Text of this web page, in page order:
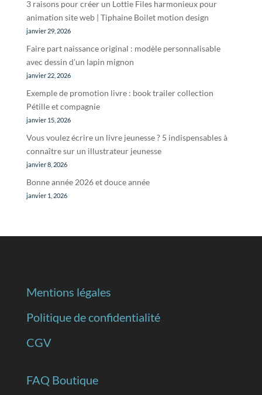
3 raisons pour créer un Lottie Files harmonieux pour
animation site web | Tiphaine Boilet motion design
janvier 29, 2026
Faire part naissance original : modèle personnalisable
avec dessin d’un lapin mignon
janvier 22, 2026
Exemple de promotion livre : book trailer collection
Pétille et compagnie
janvier 15, 2026
Vous voulez écrire un livre jeunesse ? 5 indispensables à
connaître sur un illustrateur jeunesse
janvier 8, 2026
Bonne année 2026 et douce année
janvier 1, 2026
Mentions légales
Politique de confidentialité
CGV
FAQ Boutique